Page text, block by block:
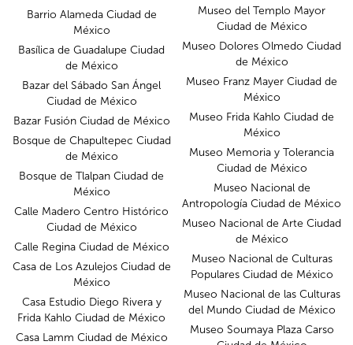
Barrio Alameda Ciudad de
México
Basílica de Guadalupe Ciudad
de México
Bazar del Sábado San Ángel
Ciudad de México
Bazar Fusión Ciudad de México
Bosque de Chapultepec Ciudad
de México
Bosque de Tlalpan Ciudad de
México
Calle Madero Centro Histórico
Ciudad de México
Calle Regina Ciudad de México
Casa de Los Azulejos Ciudad de
México
Casa Estudio Diego Rivera y
Frida Kahlo Ciudad de México
Casa Lamm Ciudad de México
Museo del Templo Mayor
Ciudad de México
Museo Dolores Olmedo Ciudad
de México
Museo Franz Mayer Ciudad de
México
Museo Frida Kahlo Ciudad de
México
Museo Memoria y Tolerancia
Ciudad de México
Museo Nacional de
Antropología Ciudad de México
Museo Nacional de Arte Ciudad
de México
Museo Nacional de Culturas
Populares Ciudad de México
Museo Nacional de las Culturas
del Mundo Ciudad de México
Museo Soumaya Plaza Carso